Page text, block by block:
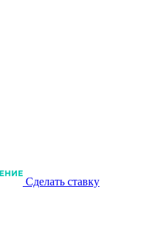
Сделать ставку